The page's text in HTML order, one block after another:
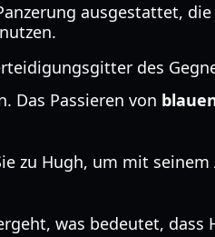
ausgestattet,
des
Das Passieren von
zu Hugh, um mit
was bedeutet, dass